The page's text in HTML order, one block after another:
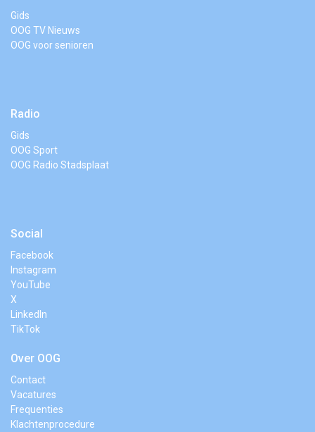
Gids
OOG TV Nieuws
OOG voor senioren
Radio
Gids
OOG Sport
OOG Radio Stadsplaat
Social
Facebook
Instagram
YouTube
X
LinkedIn
TikTok
Over OOG
Contact
Vacatures
Frequenties
Klachtenprocedure